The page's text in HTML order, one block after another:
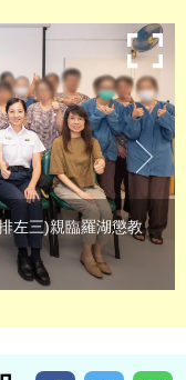
左三)親臨羅湖懲教